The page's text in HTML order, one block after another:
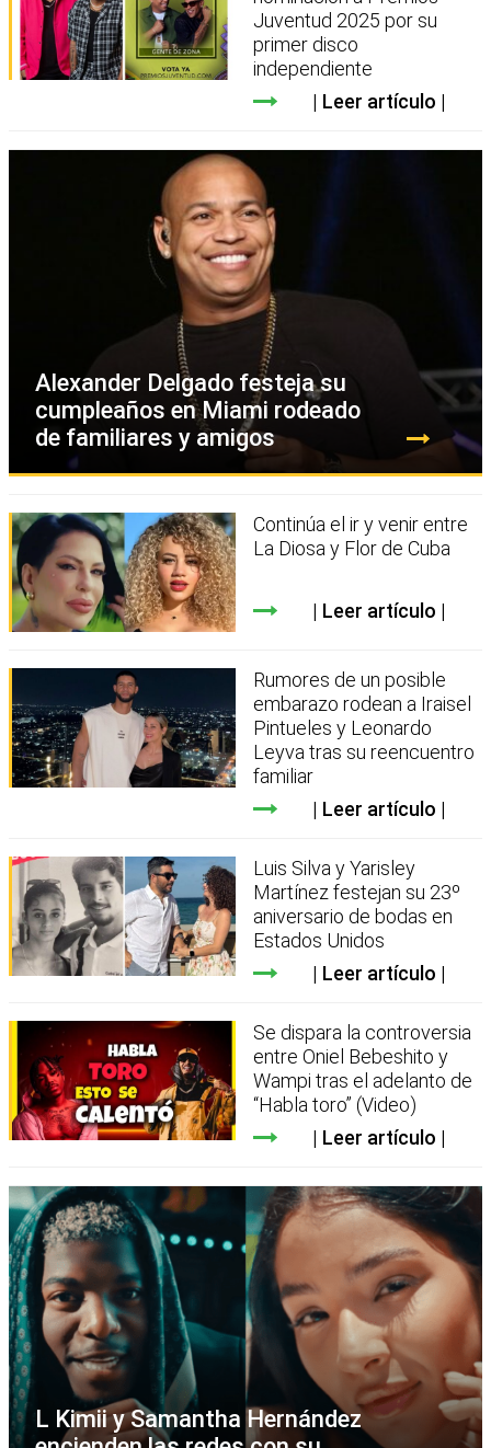
Juventud 2025 por su
primer disco
independiente
Leer artículo
Alexander Delgado festeja su
cumpleaños en Miami rodeado
de familiares y amigos
Continúa el ir y venir entre
La Diosa y Flor de Cuba
Leer artículo
Rumores de un posible
embarazo rodean a Iraisel
Pintueles y Leonardo
Leyva tras su reencuentro
familiar
Leer artículo
Luis Silva y Yarisley
Martínez festejan su 23º
aniversario de bodas en
Estados Unidos
Leer artículo
Se dispara la controversia
entre Oniel Bebeshito y
Wampi tras el adelanto de
“Habla toro” (Video)
Leer artículo
L Kimii y Samantha Hernández